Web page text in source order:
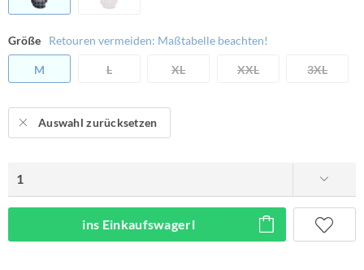
Größe Retouren vermeiden: Maßtabelle beachten!
M L XL XXL 3XL
Auswahl zurücksetzen
ins Einkaufswagerl